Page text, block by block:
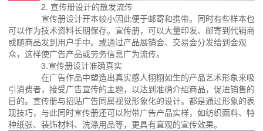
2. 宣传册设计的散发流传
宣传册设计开本较小因此便于邮寄和携带。同时有些样本也
可以作为技术资料长期保存。宣传册，可以大量印发、邮寄到代销商
或随商品发到用户手中。或通过产品展销会、交易会分发给到会观
众，这样使广告产品或劳务信息广为流传。
3.宣传册设计准确真实
在广告作品中塑造出真实感人栩栩如生的产品艺术形象来吸
引消费者，接受广告宣传的主题，以达到准确介绍商品，促进销售的
目的。宣传册与招贴广告同属视觉形象化的设计。都是通过形象的表
现技巧，与此同时宣传册还可以附带广告产品实样，如纺织面料、特
种纸张、装饰材料、洗涤用品等，更具有直观的宣传效果。